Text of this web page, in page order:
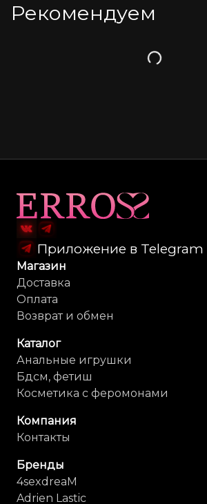
Рекомендуем
Загрузка
Приложение в Telegram
Магазин
Доставка
Оплата
Возврат и обмен
Каталог
Анальные игрушки
Бдсм, фетиш
Косметика с феромонами
Компания
Контакты
Бренды
4sexdreaM
Adrien Lastic
Карта сайта